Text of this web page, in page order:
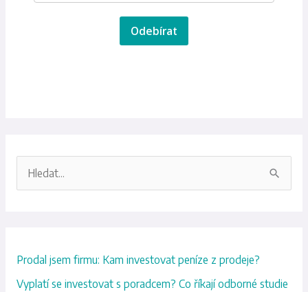
Odebírat
e
d
Prodal jsem firmu: Kam investovat peníze z prodeje?
Vyplatí se investovat s poradcem? Co říkají odborné studie